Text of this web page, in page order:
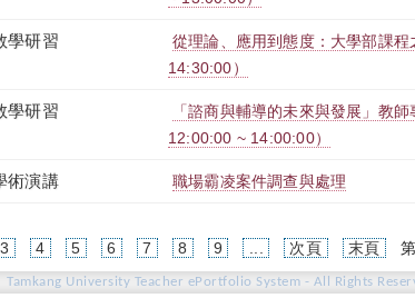
學研習
從理論、應用到態度：大學部課
14:30:00）
學研習
「諮商與輔導的未來與發展」教
12:00:00 ~ 14:00:00）
術演講 職場霸凌案件調查與處理
3 4 5 6 7 8 9 次頁 末頁
Tamkang University Teacher ePortfolio System - All Rights